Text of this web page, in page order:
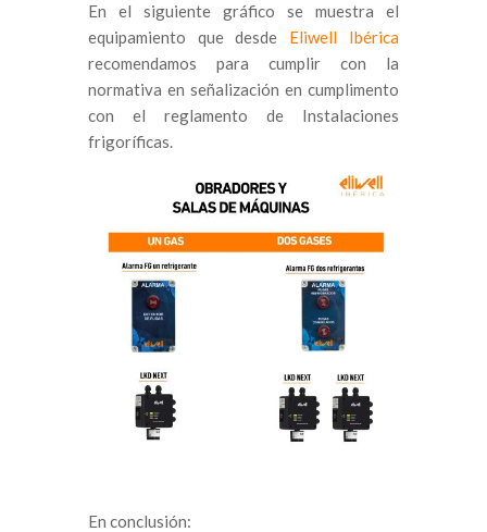
En el siguiente gráfico se muestra el
equipamiento que desde Eliwell Ibérica
recomendamos para cumplir con la
normativa en señalización en cumplimento
con el reglamento de Instalaciones
frigoríficas.
En conclusión: